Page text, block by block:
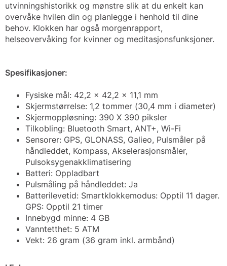
utvinningshistorikk og mønstre slik at du enkelt kan
overvåke hvilen din og planlegge i henhold til dine
behov. Klokken har også morgenrapport,
helseovervåking for kvinner og meditasjonsfunksjoner.
Spesifikasjoner:
Fysiske mål: 42,2 x 42,2 x 11,1 mm
Skjermstørrelse: 1,2 tommer (30,4 mm i diameter)
Skjermoppløsning: 390 X 390 piksler
Tilkobling: Bluetooth Smart, ANT+, Wi-Fi
Sensorer: GPS, GLONASS, Galieo, Pulsmåler på
håndleddet, Kompass, Akselerasjonsmåler,
Pulsoksygenakklimatisering
Batteri: Oppladbart
Pulsmåling på håndleddet: Ja
Batterilevetid: Smartklokkemodus: Opptil 11 dager.
GPS: Opptil 21 timer
Innebygd minne: 4 GB
Vanntetthet: 5 ATM
Vekt: 26 gram (36 gram inkl. armbånd)